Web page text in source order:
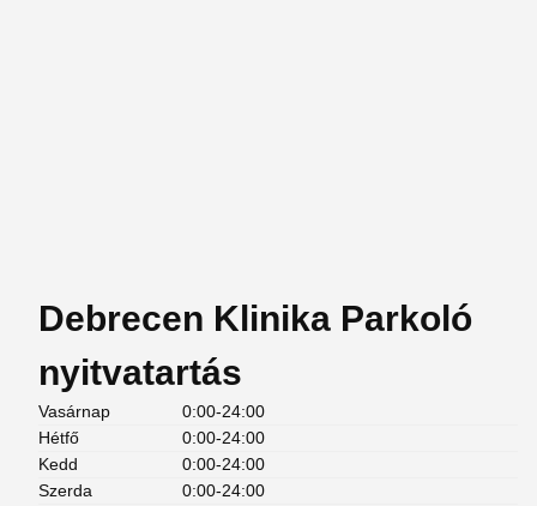
Debrecen Klinika Parkoló
nyitvatartás
Vasárnap
0:00-24:00
Hétfő
0:00-24:00
Kedd
0:00-24:00
Szerda
0:00-24:00